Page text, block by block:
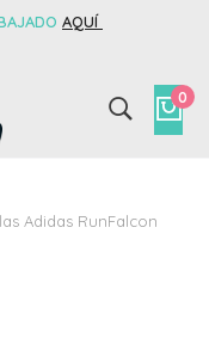
AQUÍ
0
Adidas RunFalcon